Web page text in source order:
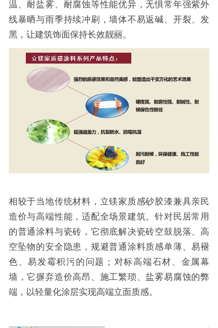
温、耐盐雾、耐腐蚀等性能优异，无惧常年强紫外
线暴晒与雨季持续冲刷，墙体不易返碱、开裂、发
黑，让建筑饰面保持长效靓丽。
相较于当地传统材料，立镁家质感砂胶漆兼具亲民
造价与高端性能，适配全场景建筑。针对民居常用
的普通涂料与瓷砖，它彻底解决瓷砖空鼓脱落、高
空坠物的安全隐患，规避普通涂料质感单薄、易褪
色、易发霉积污的问题；对标高端石材、金属幕
墙，它摒弃造价高昂、施工繁琐、盐雾易腐蚀的弊
端，以轻量化涂层实现高端立面质感。